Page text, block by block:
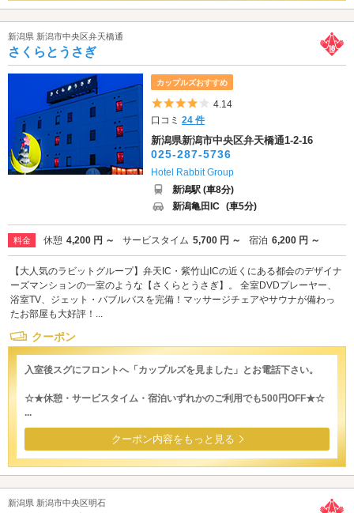
新潟県 新潟市中央区弁天橋通
さくらとうさぎ
カップルズおすすめ
5つ星のうち4
4.14
口コミ24 件
新潟県新潟市中央区弁天橋通1-2-16
025-287-5736
Hotel Rabbit Group
新潟駅 (車8分)
新潟亀田IC (車5分)
料金 休憩 4,200 円 ～ サービスタイム 5,700 円 ～ 宿泊 6,200 円 ～
【大人気のラビットグループ】弁天IC・紫竹山ICの近くにある都会のデザイナ
ーズマンションの一室のような【さくらとうさぎ】。 全室DVDプレーヤー、
浴室TV、ジェット・バブルバスを完備！マッサージチェアやサウナが備わっ
たお部屋も大好評！...
クーポン
入室後スグにフロントへ「カップルズを見ました」とお電話下さい。
☆★休憩・サービスタイム・宿泊いずれかのご利用でも500円OFF★☆
...
クーポン内容をもっと見る
新潟県 新潟市中央区明石